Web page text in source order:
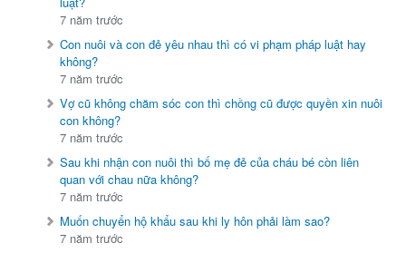
7 năm trước
Con nuôi và con đẻ yêu nhau thì có vi phạm pháp luật hay
không?
7 năm trước
Vợ cũ không chăm sóc con thì chồng cũ được quyền xin nuôi
con không?
7 năm trước
Sau khi nhận con nuôi thì bố mẹ đẻ của cháu bé còn liên
quan với chau nữa không?
7 năm trước
Muốn chuyển hộ khẩu sau khi ly hôn phải làm sao?
7 năm trước